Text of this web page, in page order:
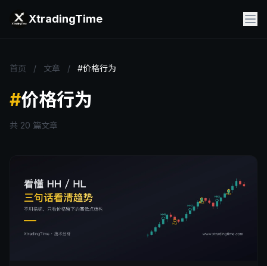
XtradingTime
首页 / 文章 / #价格行为
#价格行为
共 20 篇文章